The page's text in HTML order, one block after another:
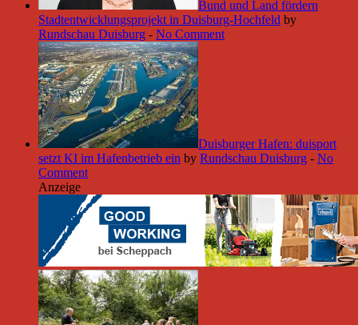
Bund und Land fördern
Stadtentwicklungsprojekt in Duisburg-Hochfeld by
Rundschau Duisburg - No Comment
Duisburger Hafen: duisport
setzt KI im Hafenbetrieb ein by Rundschau Duisburg - No
Comment
Anzeige